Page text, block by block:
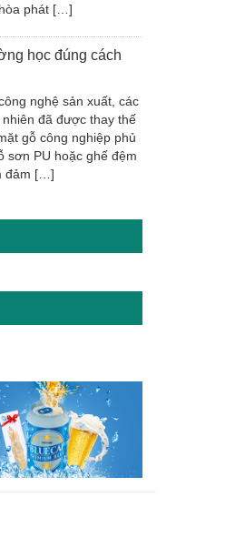
phát […]
học đúng cách
nghệ sản xuất, các
đã được thay thế
gỗ công nghiệp phủ
sơn PU hoặc ghế đệm
đảm […]